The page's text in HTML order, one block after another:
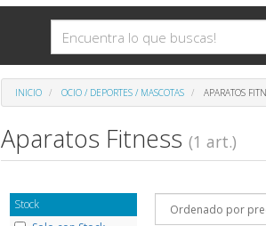
INICIO OCIO / DEPORTES / MASCOTAS APARATOS
Aparatos Fitness (1 art.)
Stock